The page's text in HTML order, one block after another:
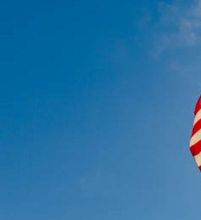
karıştırdı!